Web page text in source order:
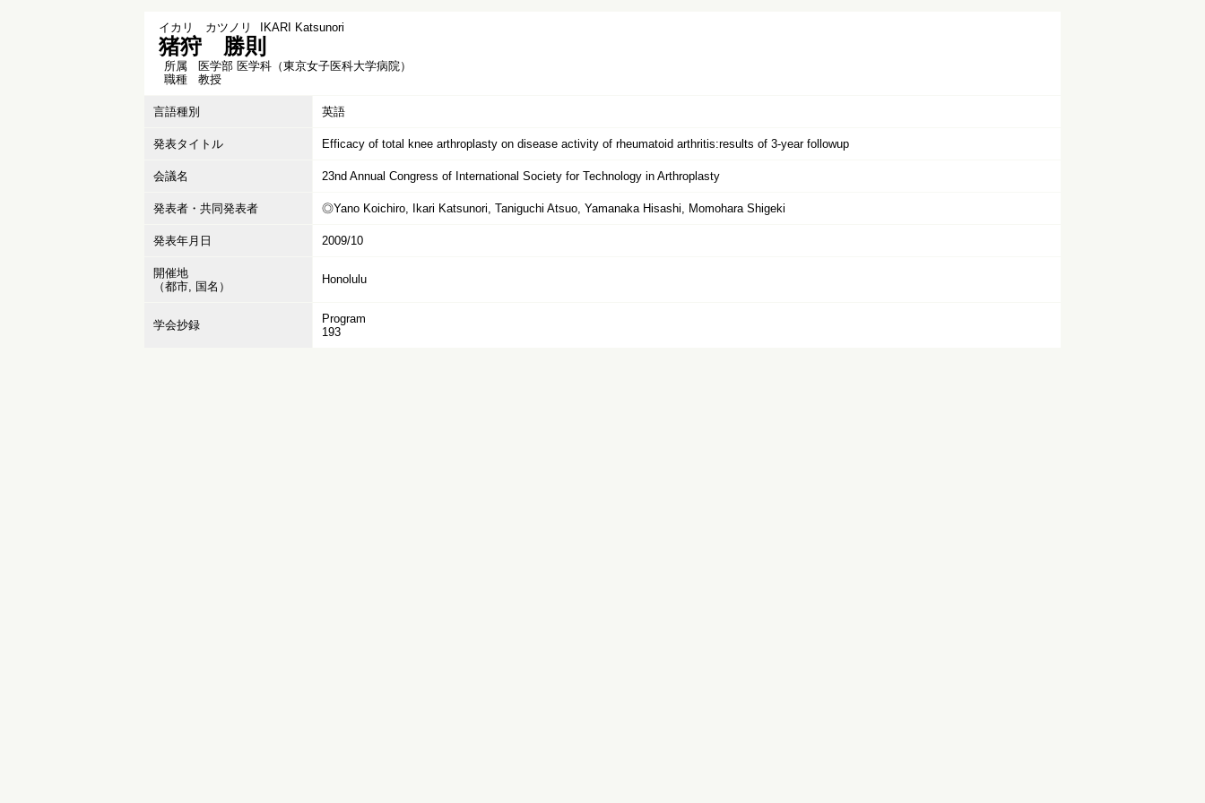
イカリ カツノリ IKARI Katsunori
猪狩 勝則
所属
医学部 医学科（東京女子医科大学病院）
職種
教授
言語種別 英語
発表タイトル Efficacy of total knee arthroplasty on disease activity of rheumatoid arthritis:results of 3-year followup
会議名 23nd Annual Congress of International Society for Technology in Arthroplasty
発表者・共同発表者 ◎Yano Koichiro, Ikari Katsunori, Taniguchi Atsuo, Yamanaka Hisashi, Momohara Shigeki
発表年月日 2009/10
開催地
（都市, 国名）
Honolulu
学会抄録
Program
193